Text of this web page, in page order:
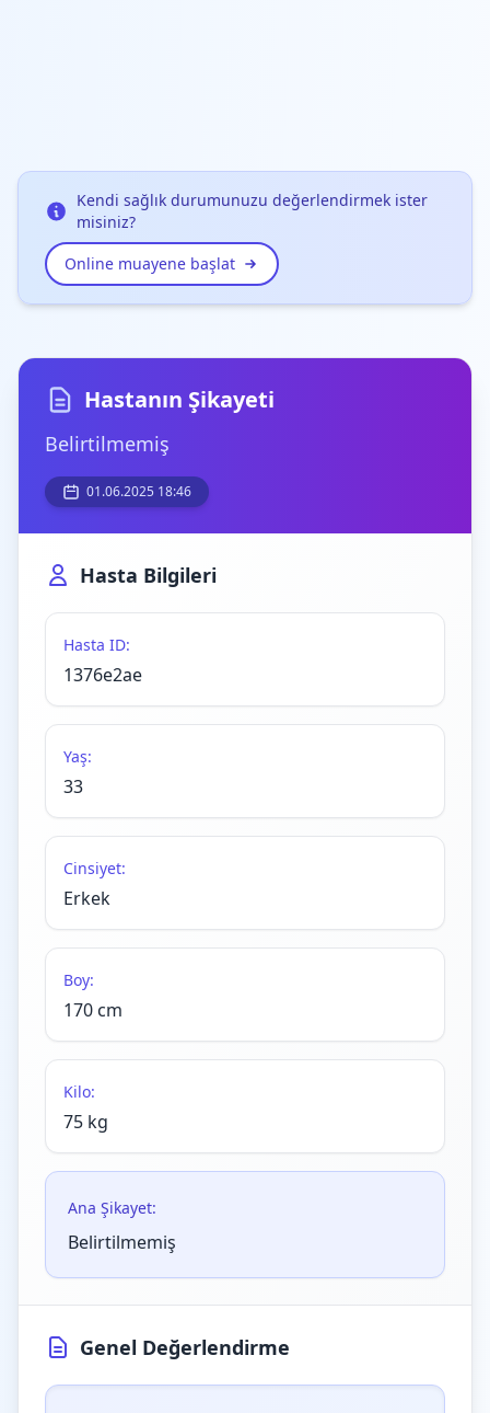
Kendi sağlık durumunuzu değerlendirmek ister
misiniz?
Online muayene başlat
Hastanın Şikayeti
Belirtilmemiş
01.06.2025 18:46
Hasta Bilgileri
Hasta ID:
1376e2ae
Yaş:
33
Cinsiyet:
Erkek
Boy:
170 cm
Kilo:
75 kg
Ana Şikayet:
Belirtilmemiş
Genel Değerlendirme